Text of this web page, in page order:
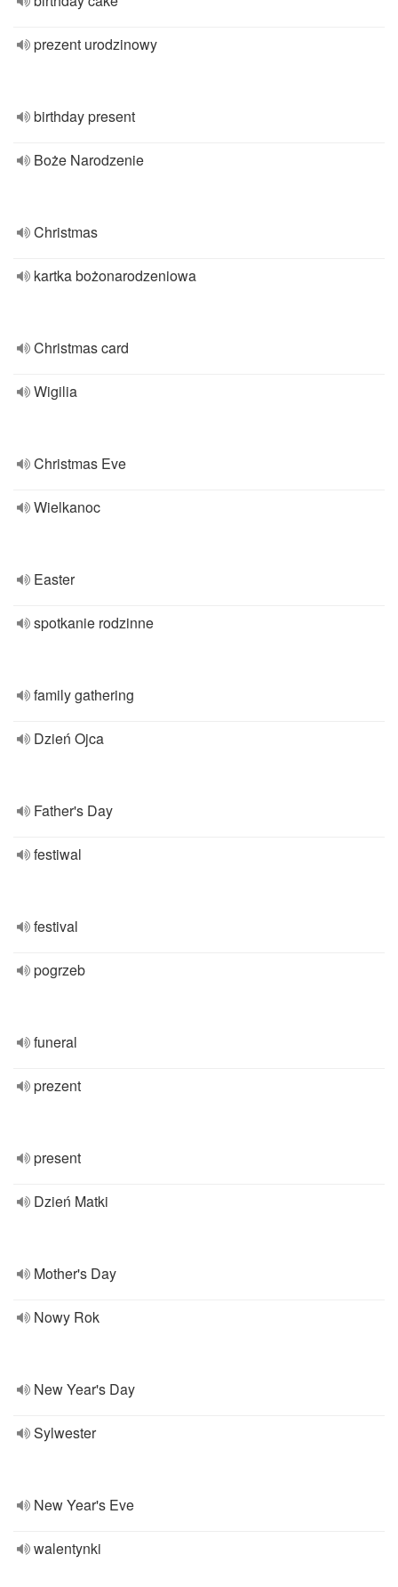
prezent urodzinowy
birthday present
Boże Narodzenie
Christmas
kartka bożonarodzeniowa
Christmas card
Wigilia
Christmas Eve
Wielkanoc
Easter
spotkanie rodzinne
family gathering
Dzień Ojca
Father's Day
festiwal
festival
pogrzeb
funeral
prezent
present
Dzień Matki
Mother's Day
Nowy Rok
New Year's Day
Sylwester
New Year's Eve
walentynki